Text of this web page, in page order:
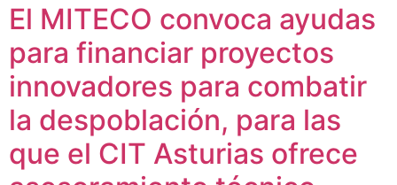
El MITECO convoca ayudas
para financiar proyectos
innovadores para combatir
la despoblación, para las
que el CIT Asturias ofrece